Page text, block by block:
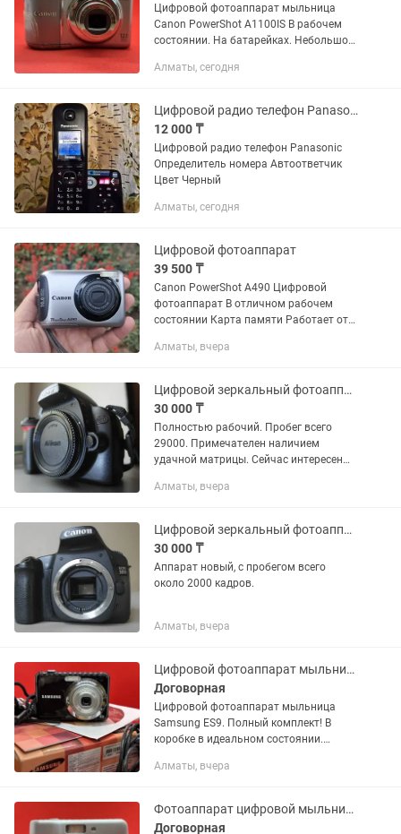
Цифровой фотоаппарат мыльница
Canon PowerShot A1100IS В рабочем
состоянии. На батарейках. Небольшой
Не влияет на работоспособность.
Алматы, сегодня
Цифровой радио телефон Panasonic
12 000 ₸
Цифровой радио телефон Panasonic
Определитель номера Автоответчик
Цвет Черный
Алматы, сегодня
Цифровой фотоаппарат
39 500 ₸
Canon PowerShot A490 Цифровой
фотоаппарат В отличном рабочем
состоянии Карта памяти Работает от
Переходник для передачи фото на
Алматы, вчера
Цифровой зеркальный фотоаппарат Nikon D40.
30 000 ₸
Полностью рабочий. Пробег всего
29000. Примечателен наличием
удачной матрицы. Сейчас интересен
Алматы, вчера
Цифровой зеркальный фотоаппарат Canon EOS 30D.
30 000 ₸
Аппарат новый, с пробегом всего
около 2000 кадров.
Алматы, вчера
Цифровой фотоаппарат мыльница Samsung ES9. Полный комплект!
Договорная
Цифровой фотоаппарат мыльница
Samsung ES9. Полный комплект! В
коробке в идеальном состоянии.
Алматы, вчера
Фотоаппарат цифровой мыльница Nikon Coolpix L3
Договорная